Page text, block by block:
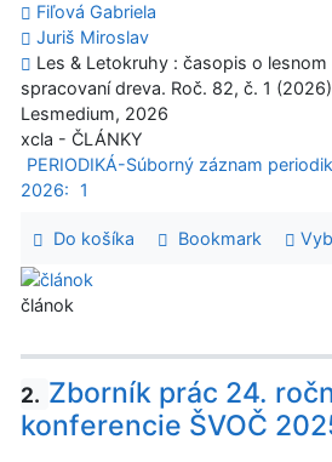
Fiľová Gabriela
Juriš Miroslav
Les & Letokruhy : časopis o
spracovaní dreva. Roč. 82, č. 1
Lesmedium, 2026
xcla - ČLÁNKY
PERIODIKÁ-Súborný záznam
2026:
1
Do košíka Bookmark
článok
2. Zborník prác 24.
konferencie ŠVOČ